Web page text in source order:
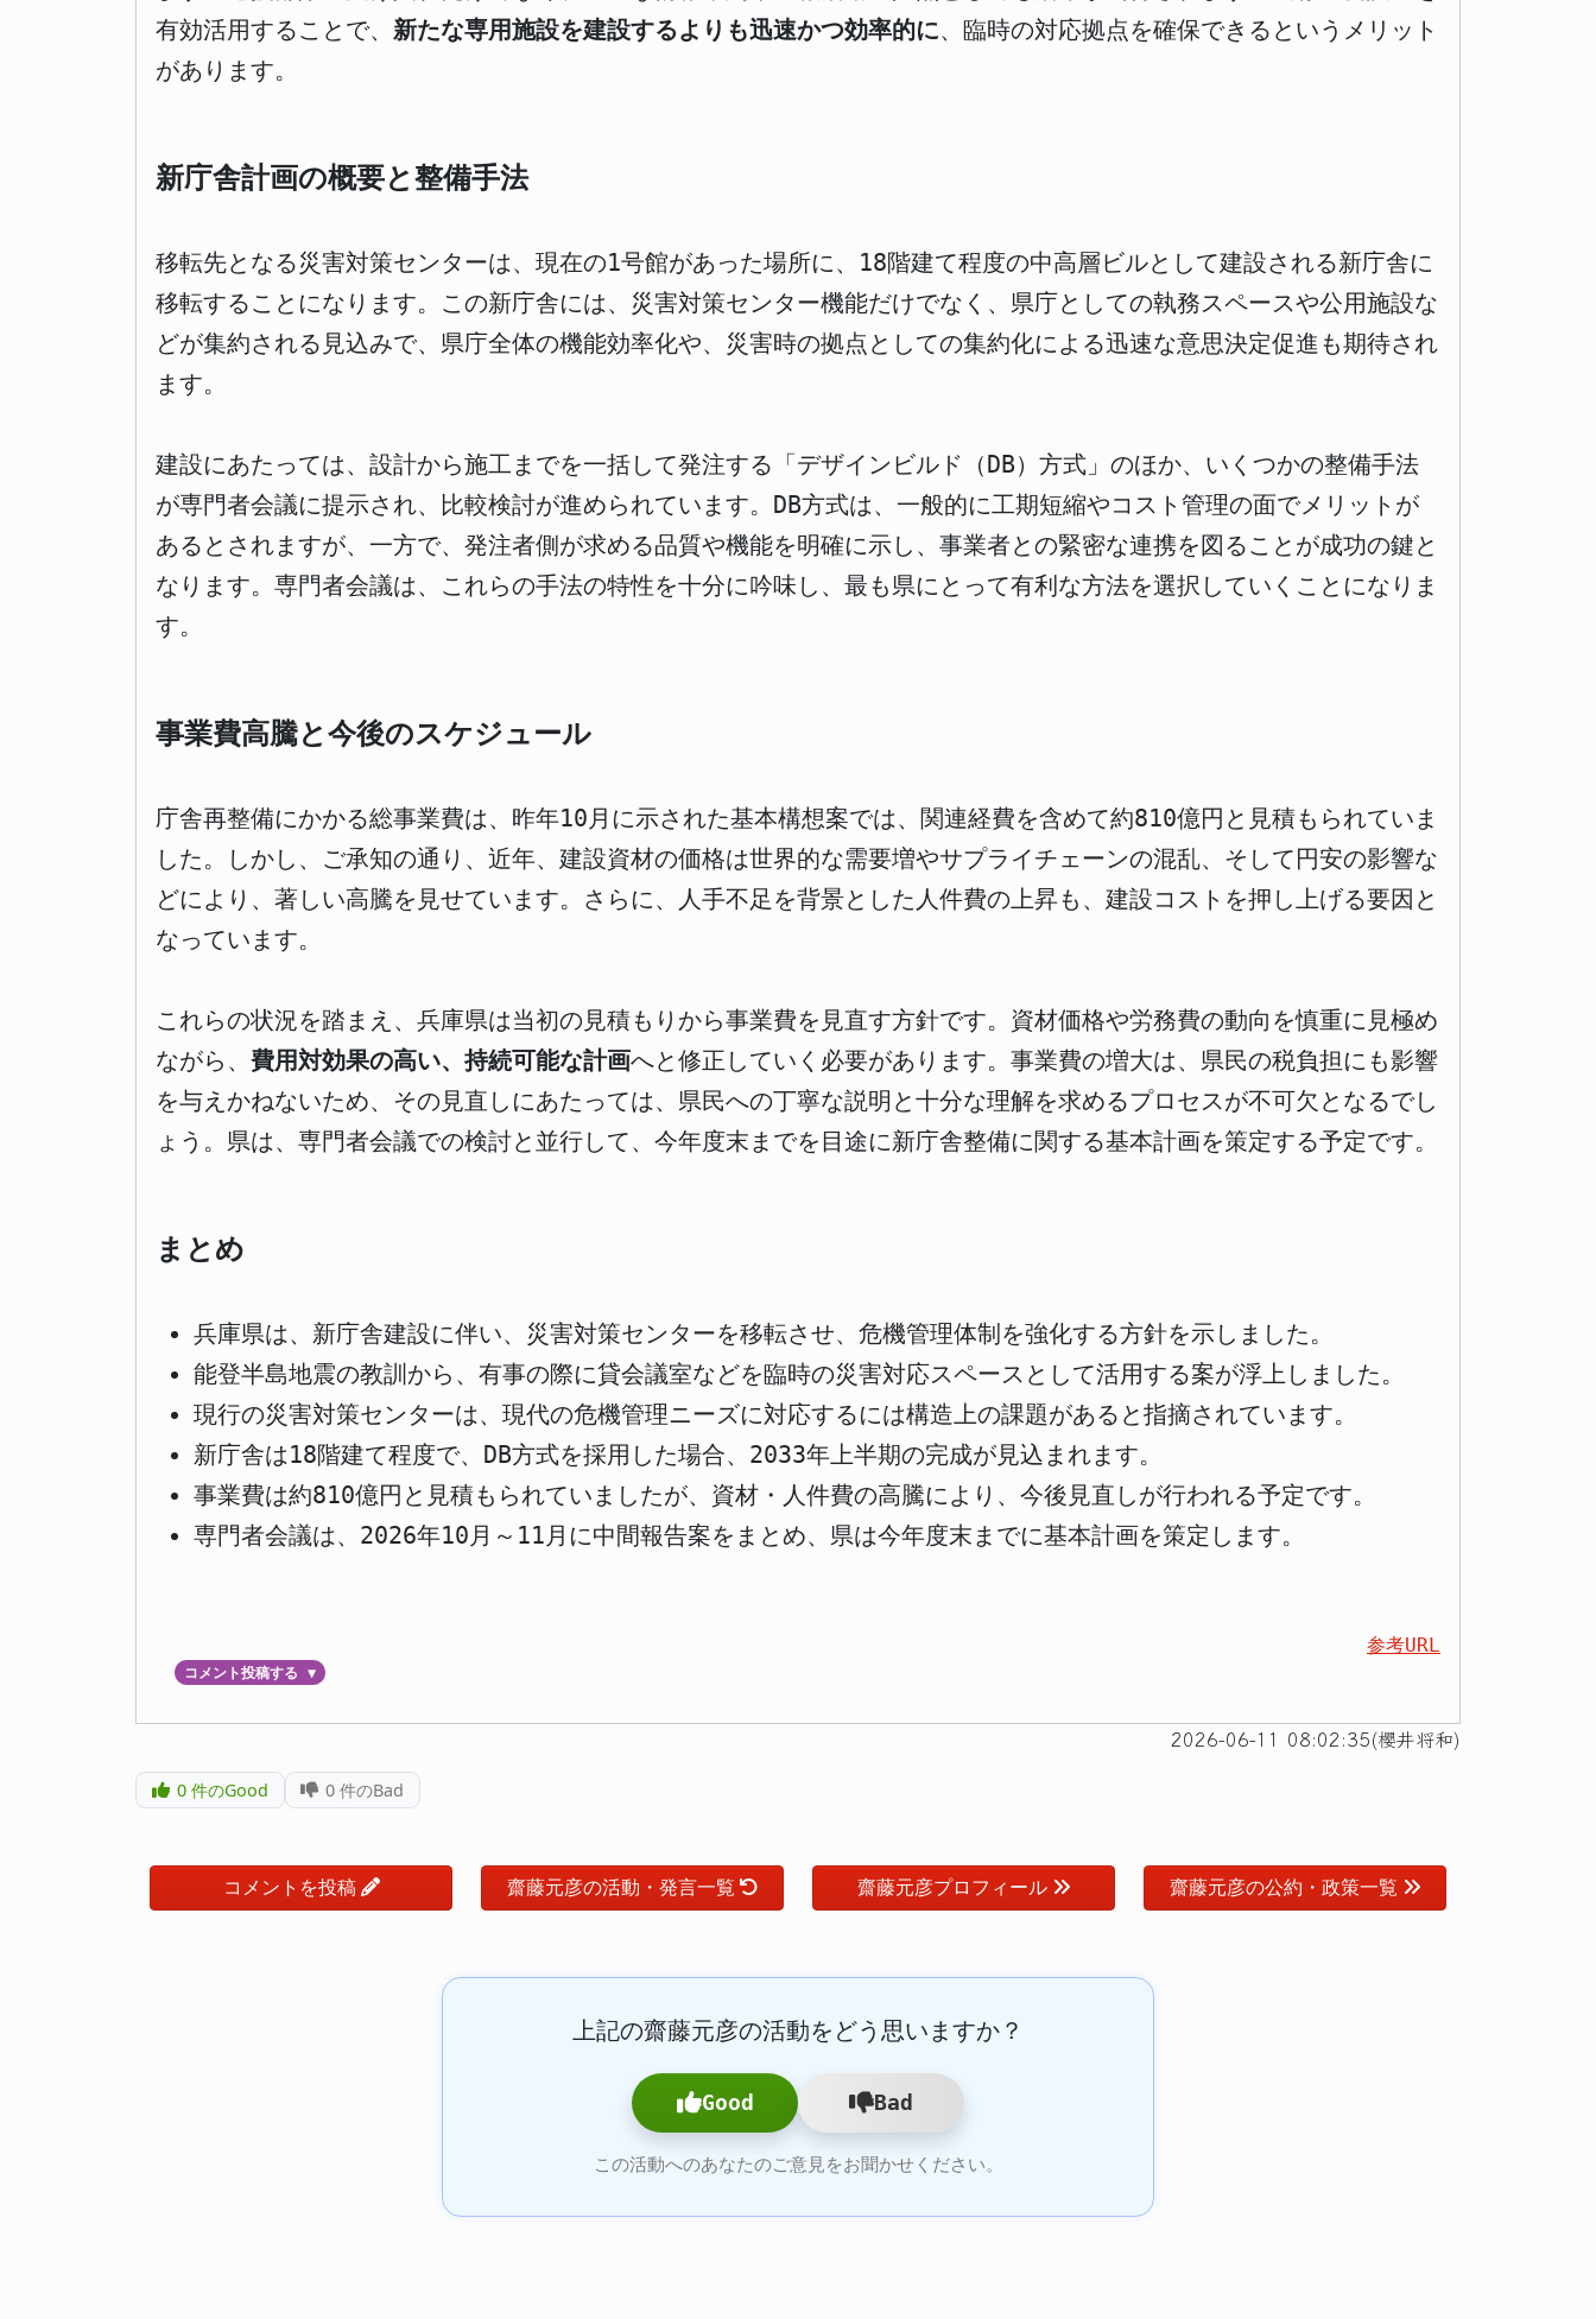
有効活用することで、 新たな専用施設を建設するよりも迅速かつ効率的に、臨時の対応拠点を確保できるというメリット
があります。
新庁舎計画の概要と整備手法
移転先となる災害対策センターは、現在の1号館があった場所に、18階建て程度の中高層ビルとして建設される新庁舎に
移転することになります。この新庁舎には、災害対策センター機能だけでなく、県庁としての執務スペースや公用施設な
どが集約される見込みで、県庁全体の機能効率化や、災害時の拠点としての集約化による迅速な意思決定促進も期待され
ます。
建設にあたっては、設計から施工までを一括して発注する「デザインビルド（DB）方式」のほか、いくつかの整備手法
が専門者会議に提示され、比較検討が進められています。DB方式は、一般的に工期短縮やコスト管理の面でメリットが
あるとされますが、一方で、発注者側が求める品質や機能を明確に示し、事業者との緊密な連携を図ることが成功の鍵と
なります。専門者会議は、これらの手法の特性を十分に吟味し、最も県にとって有利な方法を選択していくことになりま
す。
事業費高騰と今後のスケジュール
庁舎再整備にかかる総事業費は、昨年10月に示された基本構想案では、関連経費を含めて約810億円と見積もられていま
した。しかし、ご承知の通り、近年、建設資材の価格は世界的な需要増やサプライチェーンの混乱、そして円安の影響な
どにより、著しい高騰を見せています。さらに、人手不足を背景とした人件費の上昇も、建設コストを押し上げる要因と
なっています。
これらの状況を踏まえ、兵庫県は当初の見積もりから事業費を見直す方針です。資材価格や労務費の動向を慎重に見極め
ながら、 費用対効果の高い、持続可能な計画へと修正していく必要があります。事業費の増大は、県民の税負担にも影響
を与えかねないため、その見直しにあたっては、県民への丁寧な説明と十分な理解を求めるプロセスが不可欠となるでし
ょう。県は、専門者会議での検討と並行して、今年度末までを目途に新庁舎整備に関する基本計画を策定する予定です。
まとめ
兵庫県は、新庁舎建設に伴い、災害対策センターを移転させ、危機管理体制を強化する方針を示しました。
能登半島地震の教訓から、有事の際に貸会議室などを臨時の災害対応スペースとして活用する案が浮上しました。
現行の災害対策センターは、現代の危機管理ニーズに対応するには構造上の課題があると指摘されています。
新庁舎は18階建て程度で、DB方式を採用した場合、2033年上半期の完成が見込まれます。
事業費は約810億円と見積もられていましたが、資材・人件費の高騰により、今後見直しが行われる予定です。
専門者会議は、2026年10月～11月に中間報告案をまとめ、県は今年度末までに基本計画を策定します。
参考URL
コメント投稿する ▼
2026-06-11 08:02:35(櫻井将和)
0件のGood 0 件のBad
コメントを投稿 齋藤元彦の活動・発言一覧 齋藤元彦プロフィール 齋藤元彦の公約・政策一覧
上記の齋藤元彦の活動をどう思いますか？
Good Bad
この活動へのあなたのご意見をお聞かせください。